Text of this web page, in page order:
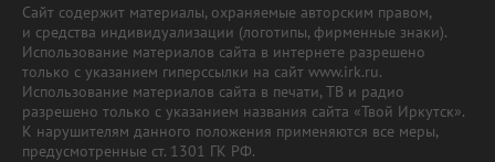
Сайт содержит материалы, охраняемые авторским правом,
и средства индивидуализации (логотипы, фирменные знаки).
Использование материалов сайта в интернете разрешено
только с указанием гиперссылки на сайт www.irk.ru.
Использование материалов сайта в печати, ТВ и радио
разрешено только с указанием названия сайта «Твой Иркутск».
К нарушителям данного положения применяются все меры,
предусмотренные ст. 1301 ГК РФ.